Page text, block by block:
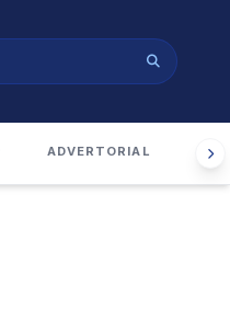
ADVERTORIAL